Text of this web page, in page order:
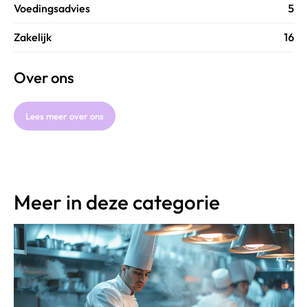
Voedingsadvies 5
Zakelijk 16
Over ons
Lees meer over ons
Meer in deze categorie